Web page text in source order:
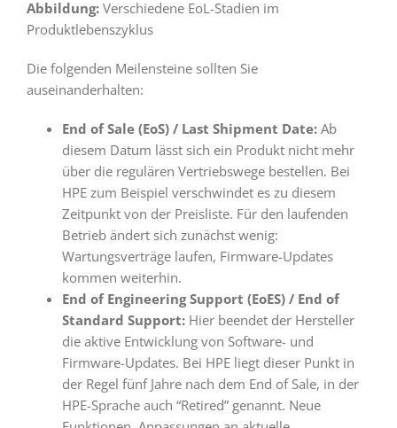
Abbildung:Verschiedene EoL-Stadien im
Produktlebenszyklus
Die folgenden Meilensteine sollten Sie
auseinanderhalten:
End of Sale (EoS) / Last Shipment Date: Ab
diesem Datum lässt sich ein Produkt nicht mehr
über die regulären Vertriebswege bestellen. Bei
HPE zum Beispiel verschwindet es zu diesem
Zeitpunkt von der Preisliste. Für den laufenden
Betrieb ändert sich zunächst wenig:
Wartungsverträge laufen, Firmware-Updates
kommen weiterhin.
End of Engineering Support (EoES) / End of
Standard Support: Hier beendet der Hersteller
die aktive Entwicklung von Software- und
Firmware-Updates. Bei HPE liegt dieser Punkt in
der Regel fünf Jahre nach dem End of Sale, in der
HPE-Sprache auch “Retired” genannt. Neue